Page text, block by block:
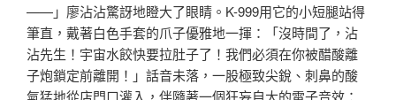
——」廖沾沾驚訝地瞪大了眼睛。K-999用它的小短腿站得
筆直，戴著白色手套的爪子優雅地一揮：「沒時間了，沾
沾先生！宇宙水餃快要拉肚子了！我們必須在你被醋酸離
子炮鎖定前離開！」話音未落，一股極致尖銳、刺鼻的酸